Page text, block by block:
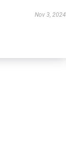
Nov 3, 2024